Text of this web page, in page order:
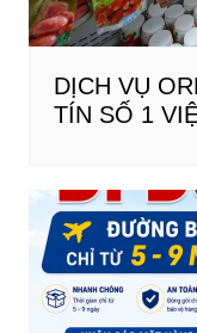
DỊCH VỤ
TÍN SỐ 1